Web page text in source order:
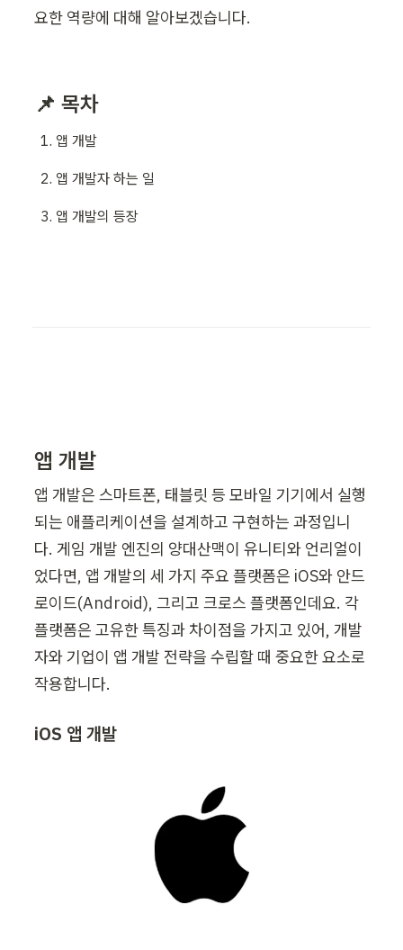
요한 역량에 대해 알아보겠습니다.
📌 목차
앱 개발
앱 개발자 하는 일
앱 개발의 등장
앱 개발
앱 개발은 스마트폰, 태블릿 등 모바일 기기에서 실행
되는 애플리케이션을 설계하고 구현하는 과정입니
다. 게임 개발 엔진의 양대산맥이 유니티와 언리얼이
었다면, 앱 개발의 세 가지 주요 플랫폼은 iOS와 안드
로이드(Android), 그리고 크로스 플랫폼인데요. 각
플랫폼은 고유한 특징과 차이점을 가지고 있어, 개발
자와 기업이 앱 개발 전략을 수립할 때 중요한 요소로
작용합니다.
iOS 앱 개발